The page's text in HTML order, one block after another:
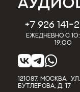
+7 926 141-
Ежедневно с
19:00
121087, МОСКВА, УЛ.
БУТЛЕРОВА, Д. 17